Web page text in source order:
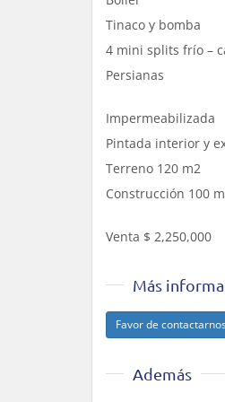
Tinaco y bomba
4 mini splits frío –
Persianas
Impermeabilizada
Pintada interior y
Terreno 120 m2
Construcción 100
Venta $ 2,250,000
Más
Favor de
Además